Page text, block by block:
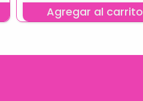
Agregar al carrito